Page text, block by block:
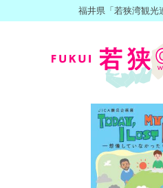
福井県「若狭湾観光